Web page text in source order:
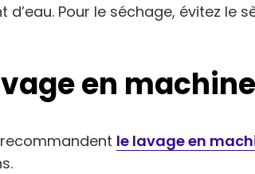
d’eau. Pour le séchage, évitez le
en machine
le lavage en